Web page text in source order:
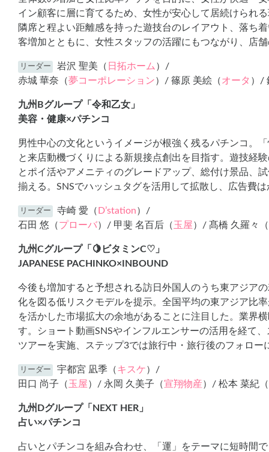
イン顧客に層に育てるため、女性が安心して居続けられ
隣席と程よい距離感を持った遊技台のレイアウト、落ち
客増加とともに、女性スタッフの活躍にもつながり、店
リーダー 岩沢 聖美（ 日拓ホーム ）/
赤城 華奈（夢コーポレーション）/ 篠原 美絵（オータ ）/
九州Bグループ「令和乙女」
美容・健康×パチンコ
男性中心の文化というイメージが根強く残るパチンコ。
と来店動機づくりによる新規接点創出を目指す。遊技経
とポイ活やアメニティのグレードアップ、総付け景品、
揃える。SNSでハッシュタグを活用して拡散し、広告費
リーダー 寺崎 愛（ D’station）/
石田 悠（プローバ）/ 甲斐 名百后（ 玉屋）/ 髙橋 久羅々（
九州Cグループ「🍋ビタミンC♡」
JAPANESE PACHINKO×INBOUND
今後も増加すると予想される訪日外国人のうち東アジ
化を図る低リスクモデルを提示。全国平均の東アジア比
を活かした市場拡大の余地があることに注目した。業界
す。ショート動画SNSやインフルエンサーの活用を経て
ツアーを実施、ステップ3では旅行中・旅行後のフォロ
リーダー 宇都宮 凪季（キスケ）/
田口 尚子（ 玉屋）/ 永岡 久美子（宣翔物産）/ 松本 菜紀（
九州Dグループ「NEXT HER」
占い×パチンコ
占いとパチンコを組み合わせ、「運」をテーマに短時間